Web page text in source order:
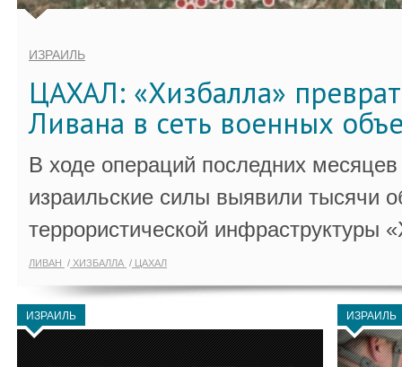
ИЗРАИЛЬ
ЦАХАЛ: «Хизбалла»
Ливана в сеть военных
В ходе операций последних
израильские силы выявили тысячи
террористической инфраструктуры
ЛИВАН ХИЗБАЛЛА ЦАХАЛ
ИЗРАИЛЬ ИЗРАИЛЬ